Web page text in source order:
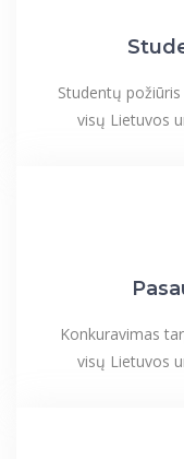
Studentų
visų Lietuvos
Konkuravimas
visų Lietuvos